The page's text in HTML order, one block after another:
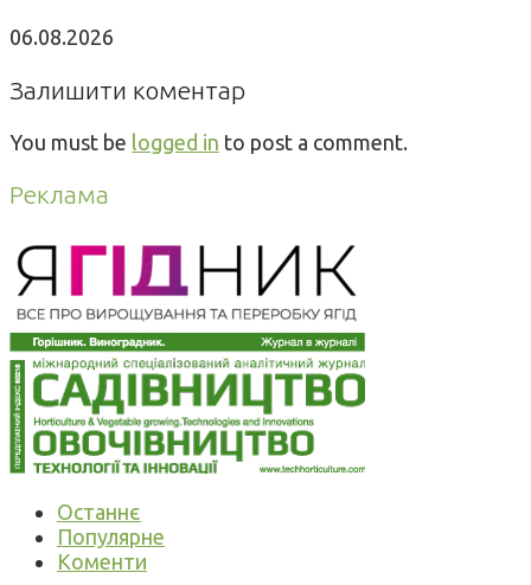
06.08.2026
Залишити коментар
You must be logged in to post a comment.
Реклама
Останнє
Популярне
Коменти